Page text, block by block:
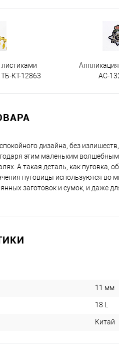
КТ-12863
АС-
дизайна, без
этим маленьким
А такая деталь, как
пуговицы используются во
заготовок и сумок, и даже
11 мм
18 L
Китай